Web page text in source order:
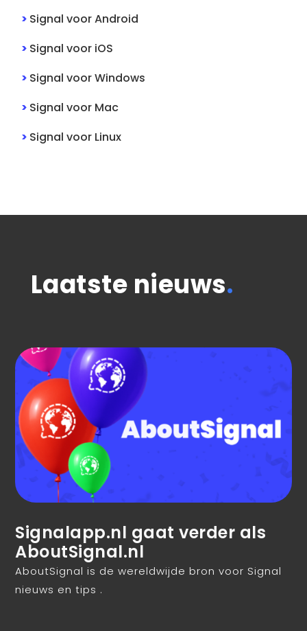
> SignalvoorAndroid
> Signalvoor iOS
> SignalvoorWindows
> Signalvoor Mac
> Signalvoor Linux
Laatste nieuws.
Signalapp.nl gaat verder als
AboutSignal.nl
AboutSignal is de wereldwijde bron voor Signal
nieuws en tips .